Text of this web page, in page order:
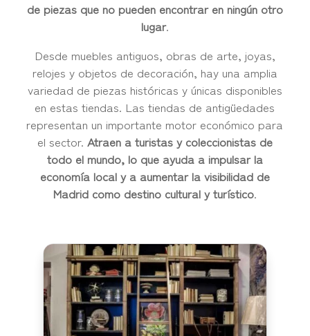
de piezas que no pueden encontrar en ningún otro
lugar.
Desde muebles antiguos, obras de arte, joyas,
relojes y objetos de decoración, hay una amplia
variedad de piezas históricas y únicas disponibles
en estas tiendas. Las tiendas de antigüedades
representan un importante motor económico para
el sector. Atraen a turistas y coleccionistas de
todo el mundo, lo que ayuda a impulsar la
economía local y a aumentar la visibilidad de
Madrid como destino cultural y turístico.